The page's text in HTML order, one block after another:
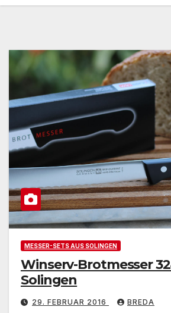
MESSER-SETS AUS SOLINGEN
Winserv-Brotmesser
Solingen
29. FEBRUAR 2016 BREDA